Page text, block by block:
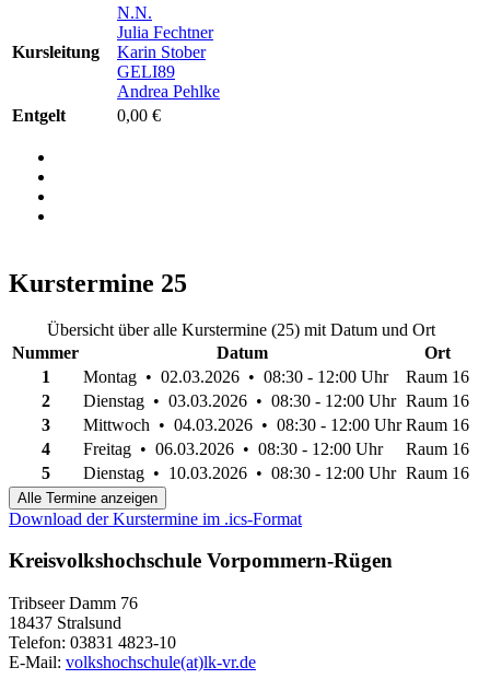
Kursleitung
N.N.
Julia Fechtner
Karin Stober
GELI89
Andrea Pehlke
Entgelt
0,00 €
Kurstermine 25
Übersicht über alle Kurstermine (25) mit Datum und Ort
Nummer
Datum
Ort
1
Montag • 02.03.2026 • 08:30 - 12:00 Uhr
Raum 16
2
Dienstag • 03.03.2026 • 08:30 - 12:00 Uhr Raum 16
3
Mittwoch • 04.03.2026 • 08:30 - 12:00 Uhr Raum 16
4
Freitag • 06.03.2026 • 08:30 - 12:00 Uhr
Raum 16
5
Dienstag • 10.03.2026 • 08:30 - 12:00 Uhr Raum 16
Alle Termine anzeigen
Download der Kurstermine im .ics-Format
Kreisvolkshochschule Vorpommern-Rügen
Tribseer Damm 76
18437 Stralsund
Telefon: 03831 4823-10
E-Mail: volkshochschule(at)lk-vr.de